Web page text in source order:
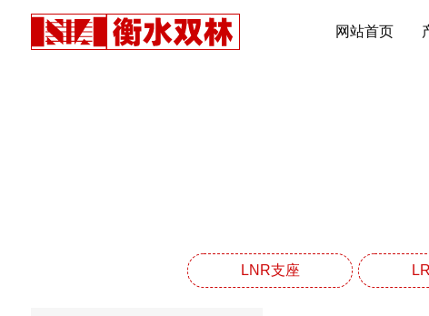
网站首页
LNR支座